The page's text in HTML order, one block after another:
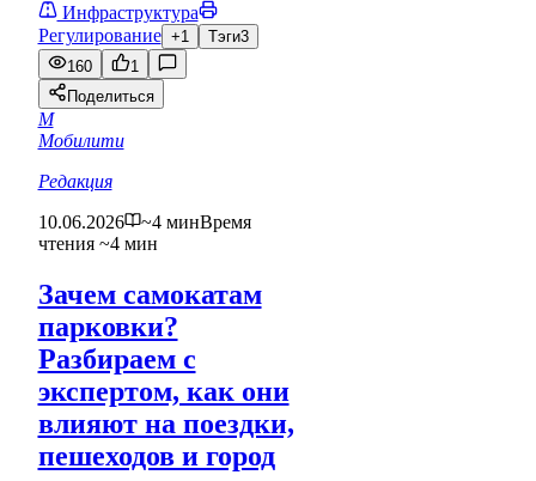
Инфраструктура
Регулирование +1 Тэги3
160
1
Поделиться
М
Мобилити
Редакция
10.06.2026
~4 минВремя
чтения ~4 мин
Зачем самокатам
парковки?
Разбираем с
экспертом, как они
влияют на поездки,
пешеходов и город